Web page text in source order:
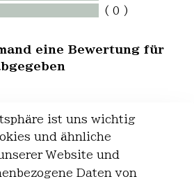
( 0 )
eine Bewertung für
Person - klicken Sie
ist uns wichtig
und ähnliche
Website und
Daten von